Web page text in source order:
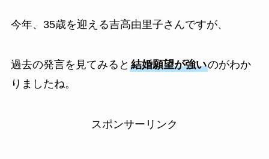
今年、35歳を迎える吉高由里子さんですが、
過去の発言を見てみると 結婚願望が強いのがわか
りましたね。
スポンサーリンク